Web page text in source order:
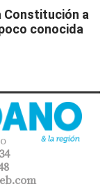
Constitución a
conocida